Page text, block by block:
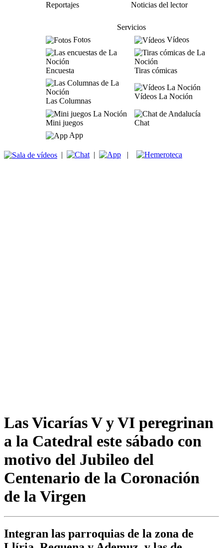
Reportajes
Noticias del lector
Servicios
Fotos
Vídeos
Encuesta Tiras cómicas
Las Columnas
Vídeos La Noción
Mini juegos
Chat
App
| | |
Las Vicarías V y VI peregrinan
a la Catedral este sábado con
motivo del Jubileo del
Centenario de la Coronación
de la Virgen
Integran las parroquias de la zona de